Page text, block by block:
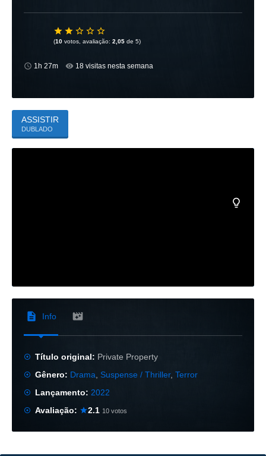
(10 votos, avaliação: 2,05 de 5)
1h 27m 18 visitas nesta semana
ASSISTIR
DUBLADO
Info
Título original: Private Property
Gênero: Drama Suspense / Thriller,Terror
Lançamento: 2022
Avaliação:
2.1 10 votos